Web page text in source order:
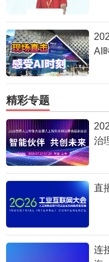
AI
精彩专题
治
直
连接